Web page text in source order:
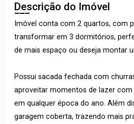
Descrição do Imóvel
Imóvel conta com 2 quartos, com
transformar em 3 dormitórios,
de mais espaço ou deseja montar
Possui sacada fechada com
aproveitar momentos de lazer
em qualquer época do ano. Além
garagem coberta, trazendo mais